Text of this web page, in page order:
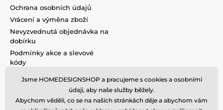
Ochrana osobních údajů
Vrácení a výměna zboží
Nevyzvednutá objednávka na
dobírku
Podmínky akce a slevové
kódy
Jsme HOMEDESIGNSHOP a pracujeme s cookies a osobními
údaji, aby naše služby běžely.
Abychom věděli, co se na našich stránkách děje a abychom vám